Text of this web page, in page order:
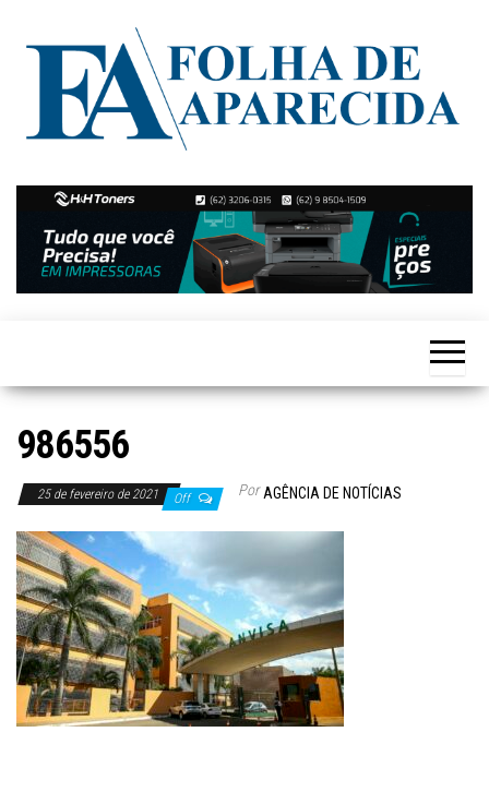
Folha de
Aparecida
Notícias
de
Aparecida
de
Goiânia
986556
25 de fevereiro de 2021 Off Por AGÊNCIA DE NOTÍCIAS